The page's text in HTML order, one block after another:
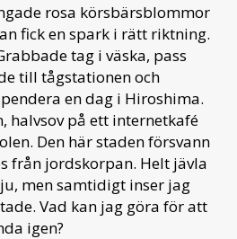
rosa körsbärsblommor
fick en spark i rätt riktning.
tag i väska, pass
till tågstationen och
en dag i Hiroshima.
halvsov på ett internetkafé
Den här staden försvann
från jordskorpan. Helt jävla
men samtidigt inser jag
Vad kan jag göra för att
igen?